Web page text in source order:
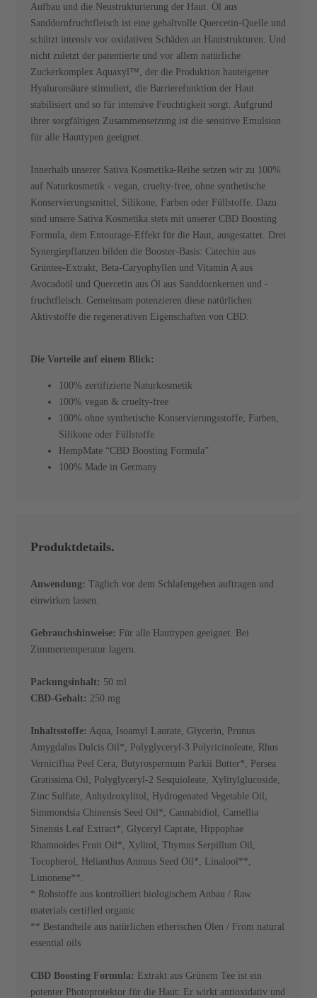
Aufbau und die Neustrukturierung der Haut. Öl aus
Sanddornfruchtfleisch ist eine gehaltvolle Quercetin-Quelle und
schützt intensiv vor oxidativen Schäden an Hautstrukturen. Und
nicht zuletzt der patentierte und vor allem natürliche
Zuckerkomplex Aquaxyl™, der die Produktion hauteigener
Hyaluronsäure stimuliert, die Barrierefunktion der Haut
stabilisiert und so für intensive Feuchtigkeit sorgt. Aufgrund
ihrer sorgfältigen Zusammensetzung ist die sensitive Emulsion
für alle Hauttypen geeignet.
Innerhalb unserer Sativa Kosmetika-Reihe setzen wir zu 100%
auf Naturkosmetik - vegan, cruelty-free, ohne synthetische
Konservierungsmittel, Silikone, Farben oder Füllstoffe. Dazu
sind unsere Sativa Kosmetika stets mit unserer CBD Boosting
Formula, dem Entourage-Effekt für die Haut, ausgestattet. Drei
Synergiepflanzen bilden die Booster-Basis: Catechin aus
Grüntee-Extrakt, Beta-Caryophyllen und Vitamin A aus
Avocadoöl und Quercetin aus Öl aus Sanddornkernen und -
fruchtfleisch. Gemeinsam potenzieren diese natürlichen
Aktivstoffe die regenerativen Eigenschaften von CBD.
Die Vorteile auf einem Blick:
100% zertifizierte Naturkosmetik
100% vegan & cruelty-free
100% ohne synthetische Konservierungsstoffe, Farben,
Silikone oder Füllstoffe
HempMate “CBD Boosting Formula”
100% Made in Germany
Produktdetails.
Anwendung: Täglich vor dem Schlafengehen auftragen und
einwirken lassen.
Gebrauchshinweise: Für alle Hauttypen geeignet. Bei
Zimmertemperatur lagern.
Packungsinhalt: 50 ml
CBD-Gehalt: 250 mg
Inhaltsstoffe: Aqua, Isoamyl Laurate, Glycerin, Prunus
Amygdalus Dulcis Oil*, Polyglyceryl-3 Polyricinoleate, Rhus
Verniciflua Peel Cera, Butyrospermum Parkii Butter*, Persea
Gratissima Oil, Polyglyceryl-2 Sesquioleate, Xylitylglucoside,
Zinc Sulfate, Anhydroxylitol, Hydrogenated Vegetable Oil,
Simmondsia Chinensis Seed Oil*, Cannabidiol, Camellia
Sinensis Leaf Extract*, Glyceryl Caprate, Hippophae
Rhamnoides Fruit Oil*, Xylitol, Thymus Serpillum Oil,
Tocopherol, Helianthus Annuus Seed Oil*, Linalool**,
Limonene**.
* Rohstoffe aus kontrolliert biologischem Anbau / Raw
materials certified organic
** Bestandteile aus natürlichen etherischen Ölen / From natural
essential oils
CBD Boosting Formula: Extrakt aus Grünem Tee ist ein
potenter Photoprotektor für die Haut: Er wirkt antioxidativ und